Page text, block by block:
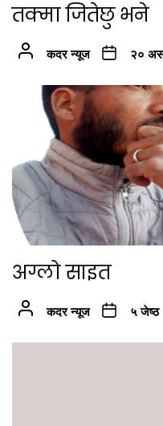
तक्मा जितेछु भने
कदर न्यूज २०
अग्लो साइत
कदर न्यूज ५ जेष्ठ